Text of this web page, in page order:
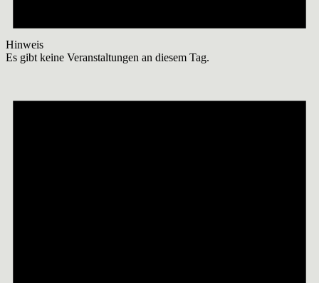
Hinweis
Es gibt keine Veranstaltungen an diesem Tag.